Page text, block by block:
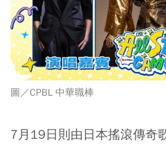
圖／CPBL 中華職棒
7月19日則由日本搖滾傳奇